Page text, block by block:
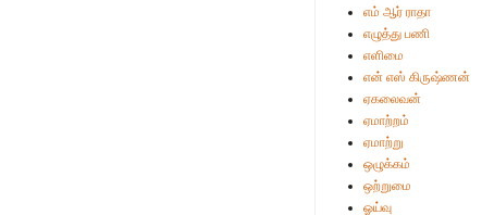
எம் ஆர் ராதா
எழுத்து பணி
எளிமை
என் எஸ் கிருஷ்ணன்
ஏகலைவன்
ஏமாற்றம்
ஏமாற்று
ஒழுக்கம்
ஒற்றுமை
ஓய்வு